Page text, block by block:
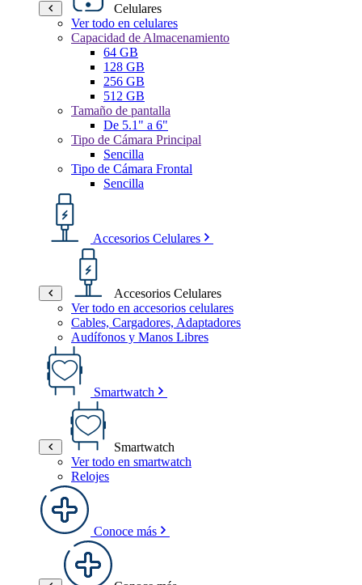
Celulares
Ver todo en celulares
Capacidad de Almacenamiento
64 GB
128 GB
256 GB
512 GB
Tamaño de pantalla
De 5.1" a 6"
Tipo de Cámara Principal
Sencilla
Tipo de Cámara Frontal
Sencilla
Accesorios Celulares
Accesorios Celulares
Ver todo en accesorios celulares
Cables, Cargadores, Adaptadores
Audífonos y Manos Libres
Smartwatch
Smartwatch
Ver todo en smartwatch
Relojes
Conoce más